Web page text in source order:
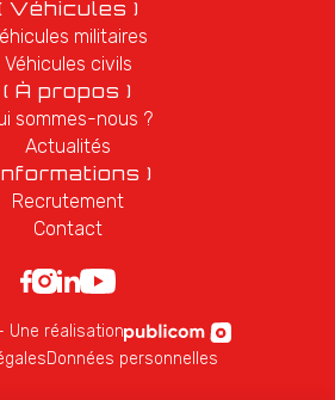
Véhicules )
militaires
Véhicules civils
( À propos )
sommes-nous ?
Actualités
)
Recrutement
Contact
Une réalisation
Données personnelles